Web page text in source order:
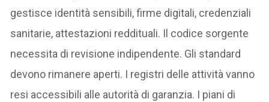
gestisce identità sensibili, firme digitali, credenziali
sanitarie, attestazioni reddituali. Il codice sorgente
necessita di revisione indipendente. Gli standard
devono rimanere aperti. I registri delle attività vanno
resi accessibili alle autorità di garanzia. I piani di